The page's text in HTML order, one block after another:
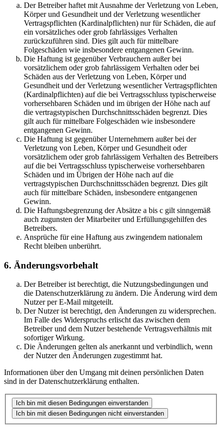
Der Betreiber haftet mit Ausnahme der Verletzung von Leben,
Körper und Gesundheit und der Verletzung wesentlicher
Vertragspflichten (Kardinalpflichten) nur für Schäden, die auf
ein vorsätzliches oder grob fahrlässiges Verhalten
zurückzuführen sind. Dies gilt auch für mittelbare
Folgeschäden wie insbesondere entgangenen Gewinn.
Die Haftung ist gegenüber Verbrauchern außer bei
vorsätzlichem oder grob fahrlässigem Verhalten oder bei
Schäden aus der Verletzung von Leben, Körper und
Gesundheit und der Verletzung wesentlicher Vertragspflichten
(Kardinalpflichten) auf die bei Vertragsschluss typischerweise
vorhersehbaren Schäden und im übrigen der Höhe nach auf
die vertragstypischen Durchschnittsschäden begrenzt. Dies
gilt auch für mittelbare Folgeschäden wie insbesondere
entgangenen Gewinn.
Die Haftung ist gegenüber Unternehmern außer bei der
Verletzung von Leben, Körper und Gesundheit oder
vorsätzlichem oder grob fahrlässigem Verhalten des Betreibers
auf die bei Vertragsschluss typischerweise vorhersehbaren
Schäden und im Übrigen der Höhe nach auf die
vertragstypischen Durchschnittsschäden begrenzt. Dies gilt
auch für mittelbare Schäden, insbesondere entgangenen
Gewinn.
Die Haftungsbegrenzung der Absätze a bis c gilt sinngemäß
auch zugunsten der Mitarbeiter und Erfüllungsgehilfen des
Betreibers.
Ansprüche für eine Haftung aus zwingendem nationalem
Recht bleiben unberührt.
6. Änderungsvorbehalt
Der Betreiber ist berechtigt, die Nutzungsbedingungen und
die Datenschutzerklärung zu ändern. Die Änderung wird dem
Nutzer per E-Mail mitgeteilt.
Der Nutzer ist berechtigt, den Änderungen zu widersprechen.
Im Falle des Widerspruchs erlischt das zwischen dem
Betreiber und dem Nutzer bestehende Vertragsverhältnis mit
sofortiger Wirkung.
Die Änderungen gelten als anerkannt und verbindlich, wenn
der Nutzer den Änderungen zugestimmt hat.
Informationen über den Umgang mit deinen persönlichen Daten
sind in der Datenschutzerklärung enthalten.